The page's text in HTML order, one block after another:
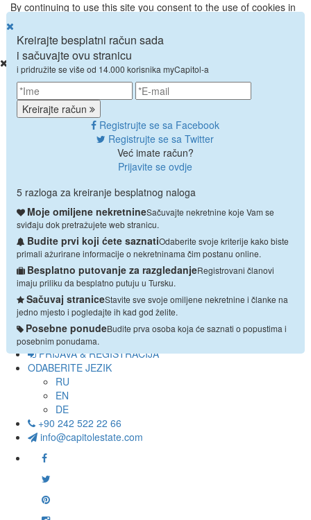
By continuing to use this site you consent to the use of cookies in
accordance with our
cookie policy
POČETNA
LOKACIJE
Alanya
Istanbul
Kalkan
Belek
Mersin
USLUGE
PRODAJ MOJU NEKRETNINU
IZNAJMI MOJU NEKRETNINU
PUTOVANJE ZA RAZGLEDANJE
O NAMA
FAQ
REFERENCE
KONTAKT
PRIJAVA & REGISTRACIJA
ODABERITE JEZIK
RU
EN
DE
+90 242 522 22 66
info@capitolestate.com
Kreirajte besplatni račun sada
i sačuvajte ovu stranicu
i pridružite se više od 14.000 korisnika myCapitol-a
Kreirajte račun
Registrujte se sa Facebook
Registrujte se sa Twitter
Već imate račun?
Prijavite se ovdje
5 razloga za kreiranje besplatnog naloga
Moje omiljene nekretnineSačuvajte nekretnine koje Vam se
sviđaju dok pretražujete web stranicu.
Budite prvi koji ćete saznatiOdaberite svoje kriterije kako biste
primali ažurirane informacije o nekretninama čim postanu online.
Besplatno putovanje za razgledanjeRegistrovani članovi
imaju priliku da besplatno putuju u Tursku.
Sačuvaj straniceStavite sve svoje omiljene nekretnine i članke na
jedno mjesto i pogledajte ih kad god želite.
Posebne ponudeBudite prva osoba koja će saznati o popustima i
posebnim ponudama.